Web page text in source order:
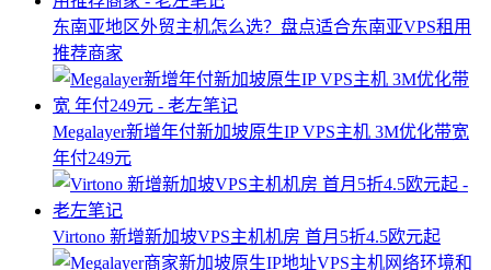
东南亚地区外贸主机怎么选？盘点适合东南亚VPS租用
推荐商家
Megalayer新增年付新加坡原生IP VPS主机 3M优化带宽
年付249元
Virtono 新增新加坡VPS主机机房 首月5折4.5欧元起